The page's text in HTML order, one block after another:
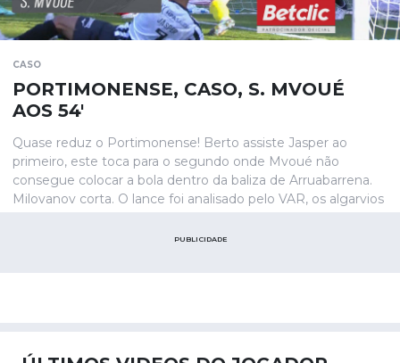
CASO
PORTIMONENSE, CASO, S. MVOUÉ
AOS 54'
Quase reduz o Portimonense! Berto assiste Jasper ao
primeiro, este toca para o segundo onde Mvoué não
consegue colocar a bola dentro da baliza de Arruabarrena.
Milovanov corta. O lance foi analisado pelo VAR, os algarvios
PUBLICIDADE